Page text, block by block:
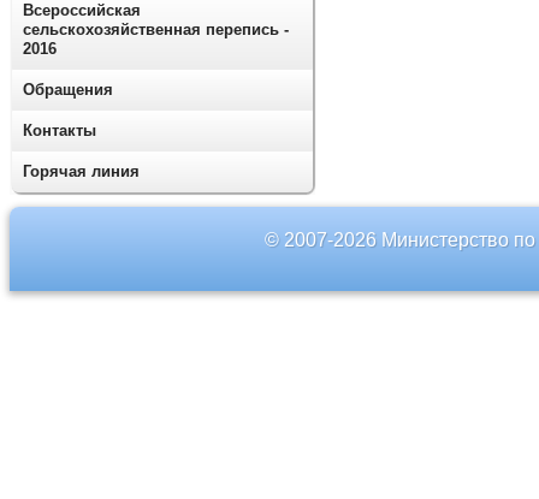
Всероссийская
сельскохозяйственная перепись -
2016
Обращения
Контакты
Горячая линия
© 2007-2026 Министерство